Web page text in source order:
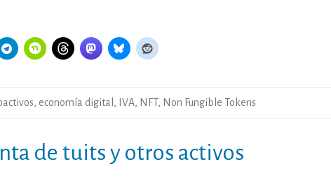
, economía digital , IVA, NFT, Non Fungible Tokens
de tuits y otros activos